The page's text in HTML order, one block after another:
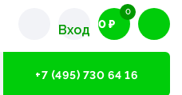
Вход 0 ₽
0
+7 (495) 730 64 16